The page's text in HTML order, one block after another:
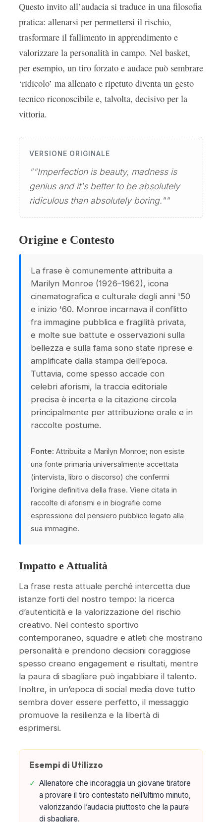
Questo invito all’audacia si traduce in una filosofia
pratica: allenarsi per permettersi il rischio,
trasformare il fallimento in apprendimento e
valorizzare la personalità in campo. Nel basket,
per esempio, un tiro forzato e audace può sembrare
‘ridicolo’ ma allenato e ripetuto diventa un gesto
tecnico riconoscibile e, talvolta, decisivo per la
vittoria.
VERSIONE ORIGINALE
""Imperfection is beauty, madness is
genius and it's better to be absolutely
ridiculous than absolutely boring.""
Origine e Contesto
La frase è comunemente attribuita a
Marilyn Monroe (1926–1962), icona
cinematografica e culturale degli anni '50
e inizio '60. Monroe incarnava il conflitto
fra immagine pubblica e fragilità privata,
e molte sue battute e osservazioni sulla
bellezza e sulla fama sono state riprese e
amplificate dalla stampa dell’epoca.
Tuttavia, come spesso accade con
celebri aforismi, la traccia editoriale
precisa è incerta e la citazione circola
principalmente per attribuzione orale e in
raccolte postume.
Fonte: Attribuita a Marilyn Monroe; non esiste
una fonte primaria universalmente accettata
(intervista, libro o discorso) che confermi
l’origine definitiva della frase. Viene citata in
raccolte di aforismi e in biografie come
espressione del pensiero pubblico legato alla
sua immagine.
Impatto e Attualità
La frase resta attuale perché intercetta due
istanze forti del nostro tempo: la ricerca
d’autenticità e la valorizzazione del rischio
creativo. Nel contesto sportivo
contemporaneo, squadre e atleti che mostrano
personalità e prendono decisioni coraggiose
spesso creano engagement e risultati, mentre
la paura di sbagliare può ingabbiare il talento.
Inoltre, in un’epoca di social media dove tutto
sembra dover essere perfetto, il messaggio
promuove la resilienza e la libertà di
esprimersi.
Esempi di Utilizzo
✓ Allenatore che incoraggia un giovane tiratore
a provare il tiro contestato nell’ultimo minuto,
valorizzando l’audacia piuttosto che la paura
di sbagliare.